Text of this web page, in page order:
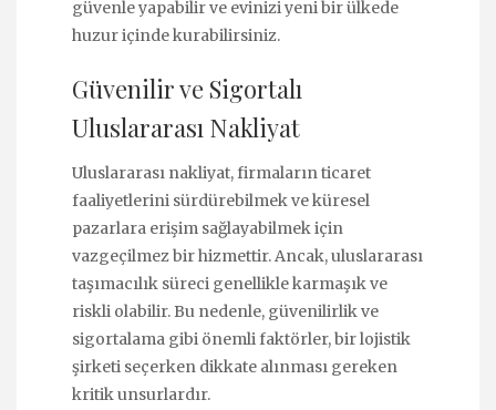
güvenle yapabilir ve evinizi yeni bir ülkede
huzur içinde kurabilirsiniz.
Güvenilir ve Sigortalı
Uluslararası Nakliyat
Uluslararası nakliyat, firmaların ticaret
faaliyetlerini sürdürebilmek ve küresel
pazarlara erişim sağlayabilmek için
vazgeçilmez bir hizmettir. Ancak, uluslararası
taşımacılık süreci genellikle karmaşık ve
riskli olabilir. Bu nedenle, güvenilirlik ve
sigortalama gibi önemli faktörler, bir lojistik
şirketi seçerken dikkate alınması gereken
kritik unsurlardır.